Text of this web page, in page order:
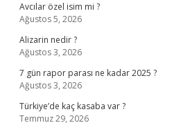
Avcılar özel isim mi ?
Ağustos 5, 2026
Alizarin nedir ?
Ağustos 3, 2026
7 gün rapor parası ne kadar 2025 ?
Ağustos 3, 2026
Türkiye’de kaç kasaba var ?
Temmuz 29, 2026